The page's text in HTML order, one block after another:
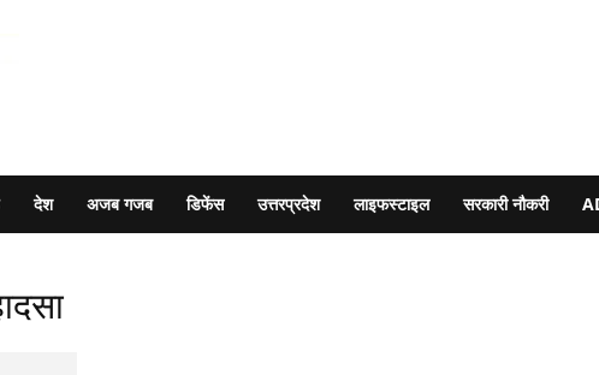
देश अजब गजब डिफेंस उत्तरप्रदेश लाइफस्टाइल सरकारी नौकरी